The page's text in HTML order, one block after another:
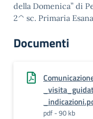
della Domenica” di
2^ sc. Primaria
Documenti
pdf - 90 kb